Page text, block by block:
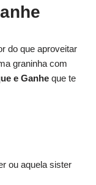
do que aproveitar
graninha com
e Ganhe que te
ou aquela sister